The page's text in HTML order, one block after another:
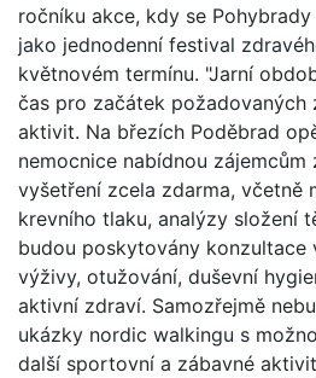
ročníku akce, kdy se
jako jednodenní festival
květnovém termínu. "Jarní
čas pro začátek požadovaných
aktivit. Na březích Poděbrad
nemocnice nabídnou
vyšetření zcela zdarma, včetně
krevního tlaku, analýzy složení
budou poskytovány konzultace
výživy, otužování, duševní
aktivní zdraví. Samozřejmě
ukázky nordic walkingu s
další sportovní a zábavné